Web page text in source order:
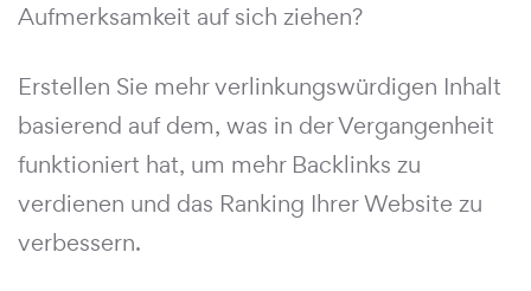
Aufmerksamkeit auf sich ziehen?
Erstellen Sie mehr verlinkungswürdigen Inhalt
basierend auf dem, was in der Vergangenheit
funktioniert hat, um mehr Backlinks zu
verdienen und das Ranking Ihrer Website zu
verbessern.